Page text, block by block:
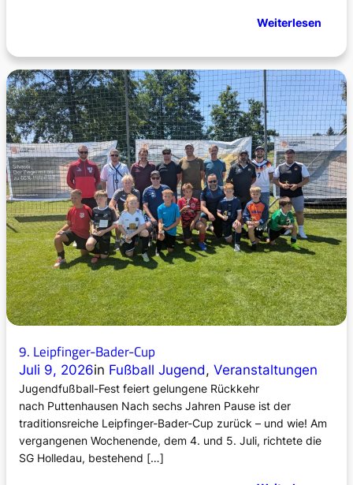
Weiterlesen
e
k
o
r
d
v
e
r
d
ä
c
h
t
i
g
e
1
0
9. Leipfinger-Bader-Cup
Juli 9, 2026in Fußball Jugend, Veranstaltungen
Jugendfußball-Fest feiert gelungene Rückkehr
nach Puttenhausen Nach sechs Jahren Pause ist der
traditionsreiche Leipfinger-Bader-Cup zurück – und wie! Am
vergangenen Wochenende, dem 4. und 5. Juli, richtete die
SG Holledau, bestehend […]